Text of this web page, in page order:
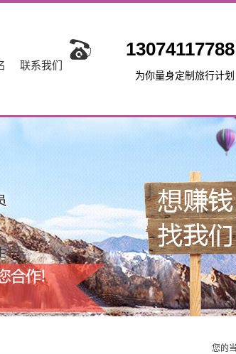
联系我们
13074117788
为你量身定制旅行计划
您的